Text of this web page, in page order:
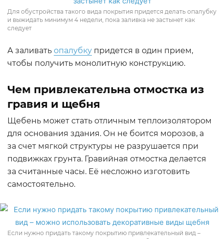
Для обустройства такого вида покрытия придется делать опалубку
и выжидать минимум 4 недели, пока заливка не застынет как
следует
А заливать опалубку придется в один прием,
чтобы получить монолитную конструкцию.
Чем привлекательна отмостка из
гравия и щебня
Щебень может стать отличным теплоизолятором
для основания здания. Он не боится морозов, а
за счет мягкой структуры не разрушается при
подвижках грунта. Гравийная отмостка делается
за считанные часы. Её несложно изготовить
самостоятельно.
Если нужно придать такому покрытию привлекательный вид –